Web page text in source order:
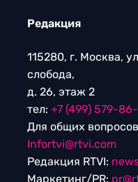
Редакция
115280, г. Москва,
слобода,
д. 26, этаж 2
тел: +7 (499) 579-
Для общих
Infortvi@rtvi.com
Редакция RTVI:
Маркетинг/PR: